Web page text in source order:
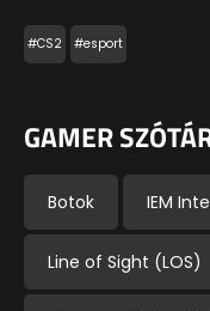
#CS2 #esport
GAMER
Botok IEM
Line of Sight (LOS)